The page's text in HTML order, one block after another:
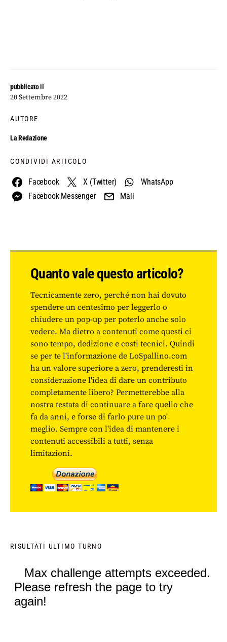
pubblicato il
20 Settembre 2022
AUTORE
La Redazione
CONDIVIDI ARTICOLO
Facebook X (Twitter)
WhatsApp
Facebook Messenger
Mail
Quanto vale questo articolo?
Tecnicamente zero, perché non hai dovuto
spendere un centesimo per leggerlo o
chiudere un pop-up per poterlo anche solo
vedere. Ma dietro a contenuti come questi ci
sono tempo, dedizione e costi tecnici. Quindi
se per te l'informazione de LoSpallino.com
ha un valore superiore a zero, prenderesti in
considerazione l'idea di dare un contributo
completamente libero? Permetterebbe alla
nostra testata di continuare a fare quello che
fa da anni, e forse di farlo pure un po'
meglio. Sempre con l'idea di mantenere i
contenuti accessibili a tutti, senza
limitazioni.
RISULTATI ULTIMO TURNO